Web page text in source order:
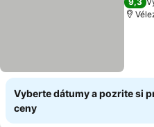
Vyberte dátumy a pozrite si
ceny